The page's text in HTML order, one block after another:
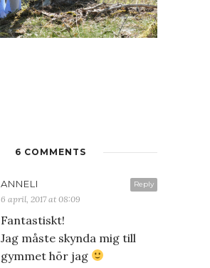
6 COMMENTS
Reply
ANNELI
6 april, 2017 at 08:09
Fantastiskt!
Jag måste skynda mig till
gymmet hör jag